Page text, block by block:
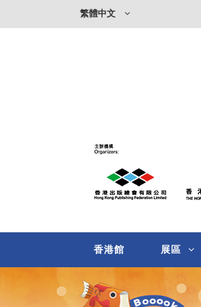
繁體中文
香港館 展區